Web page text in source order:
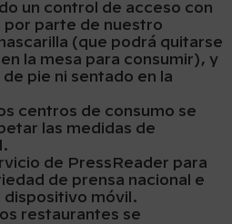
un control de acceso con
por parte de nuestro
(que podrá quitarse
la mesa para consumir), y
pie ni sentado en la
centros de consumo se
las medidas de
de PressReader para
de prensa nacional e
dispositivo móvil.
restaurantes se